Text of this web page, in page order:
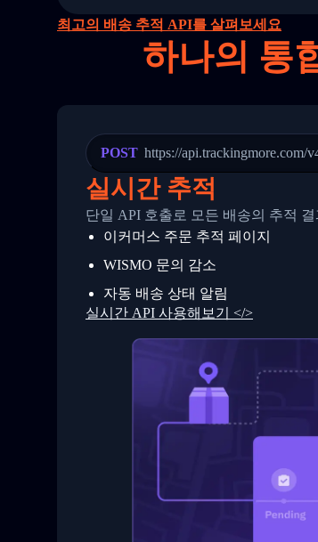
15
16
24
25
26
27
28
29
31
32
34
        "itemTimeLength": 2,
        "weblink": "",
        "phone": null,
"Details":
          },
          {
"Date": "2017-
"Details":
          }
      }
    ]
  }
}
최고의 배송 추적 API를 살펴보세요
하나의 통
POST https://api.trackingmore.com/
실시간 추적
단일 API 호출로 모든 배송의 추적
이커머스 주문 추적 페이지
WISMO 문의 감소
자동 배송 상태 알림
실시간 API 사용해보기 </>